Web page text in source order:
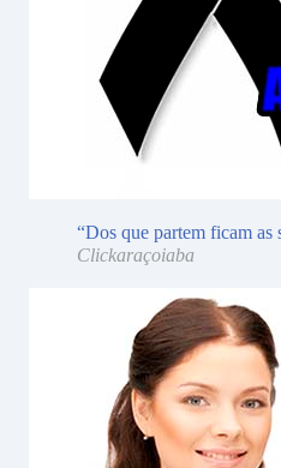
“Dos que partem ficam as
Clickaraçoiaba